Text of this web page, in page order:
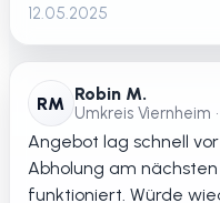
12.05.2025
RM Robin M.
Umkreis Viernheim
Angebot lag schnell
Abholung am
funktioniert. Würde